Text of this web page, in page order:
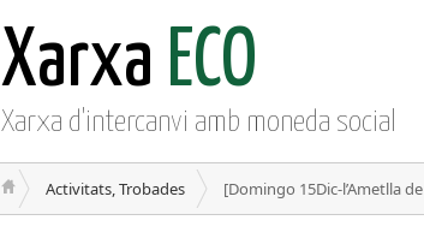
Xarxa ECO
Xarxa d'intercanvi amb moneda social
Activitats, Trobades [Domingo 15Dic-l’Ametlla